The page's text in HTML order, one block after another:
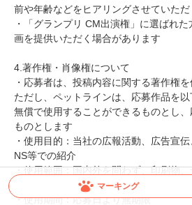
マーキング
前や年齢などをヒアリングさせていた
・「グランプリ CM出演権」に選ばれ
画を提供いただく場合があります
4.著作権・肖像権について
・応募者は、投稿内容に関する著作権
ただし、ペットラインは、応募作品を
無償で使用することができるものとし
ものとします
・使用目的：当社の広報活動、広告宣
NS等での紹介
・使用範囲：国内外を問わず、印刷物
（著作権法第27条および第28条の権利
・使用期間：応募日より無期限